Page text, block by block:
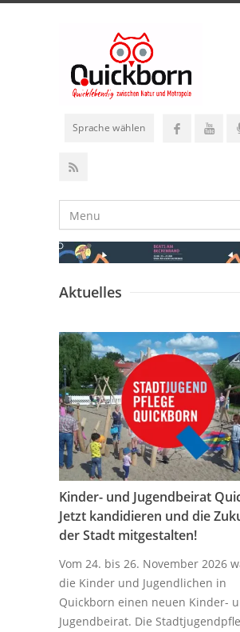
Sprache wählen
Aktuelles
Kinder- und Jugendbeirat
Jetzt kandidieren und die
der Stadt mitgestalten!
Vom 24. bis 26. November 2026
die Kinder und Jugendlichen in
Quickborn einen neuen Kinder-
Jugendbeirat. Die